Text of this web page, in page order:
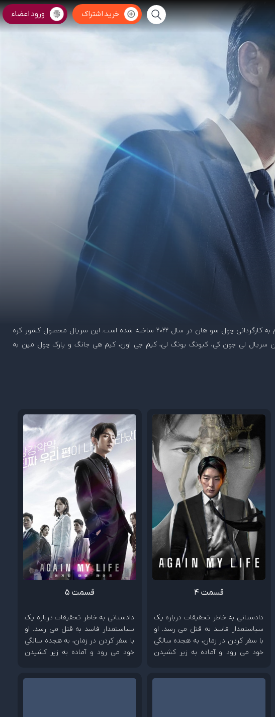
ورود اعضاء خرید اشتراک
سریال دوباره زندگی ام به کارگردانی چول سو هان در سال 2022 ساخته شده است. این سریال محصول کشور کره
سریال لی جون کی، کیونگ یونگ لی، کیم جی اون، کیم هی جانگ و پارک چول مین به
قسمت 4
دادستانی به خاطر تحقیقات درباره یک
سیاستمدار فاسد به قتل می رسد. او
با سفر کردن در زمان، به هجده سالگی
خود می رود و آماده به زیر کشیدن
قسمت 5
دادستانی به خاطر تحقیقات درباره یک
سیاستمدار فاسد به قتل می رسد. او
با سفر کردن در زمان، به هجده سالگی
خود می رود و آماده به زیر کشیدن